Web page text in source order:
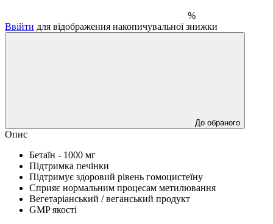
%
Ввійти для відображення накопичувальної знижки
До обраного
Опис
Бетаїн - 1000 мг
Підтримка печінки
Підтримує здоровий рівень гомоцистеїну
Сприяє нормальним процесам метилювання
Вегетаріанський / веганський продукт
GMP якості